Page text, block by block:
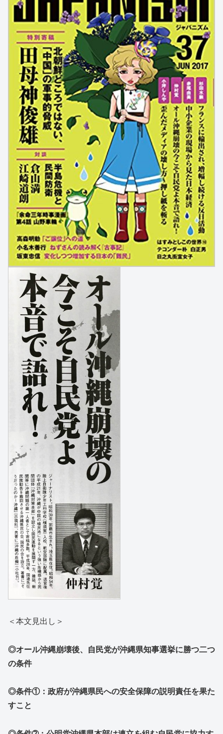
＜本文見出し＞
◎オール沖縄崩壊後、自民党が沖縄県知事選挙に勝つ二つ
の条件
◎条件①：政府が沖縄県民への安全保障の説明責任を果た
すこと